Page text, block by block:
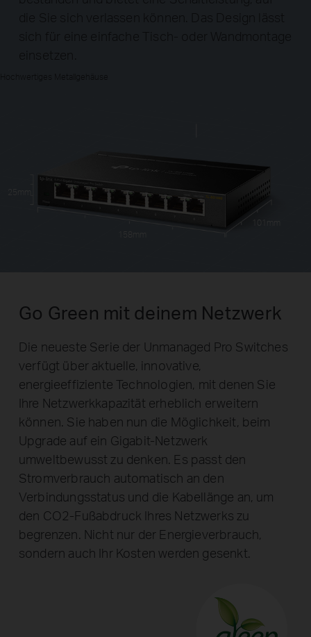
101mm
Go Green mit deinem Netzwerk
Die neueste Serie der Unmanaged Pro Switches
verfügt über aktuelle, innovative,
energieeffiziente Technologien, mit denen Sie
Ihre Netzwerkkapazität erheblich erweitern
können. Sie haben nun die Möglichkeit, beim
Upgrade auf ein Gigabit-Netzwerk
umweltbewusst zu denken. Es passt den
Stromverbrauch automatisch an den
Verbindungsstatus und die Kabellänge an, um
den CO2-Fußabdruck Ihres Netzwerks zu
begrenzen. Nicht nur der Energieverbrauch,
sondern auch Ihr Kosten werden gesenkt.